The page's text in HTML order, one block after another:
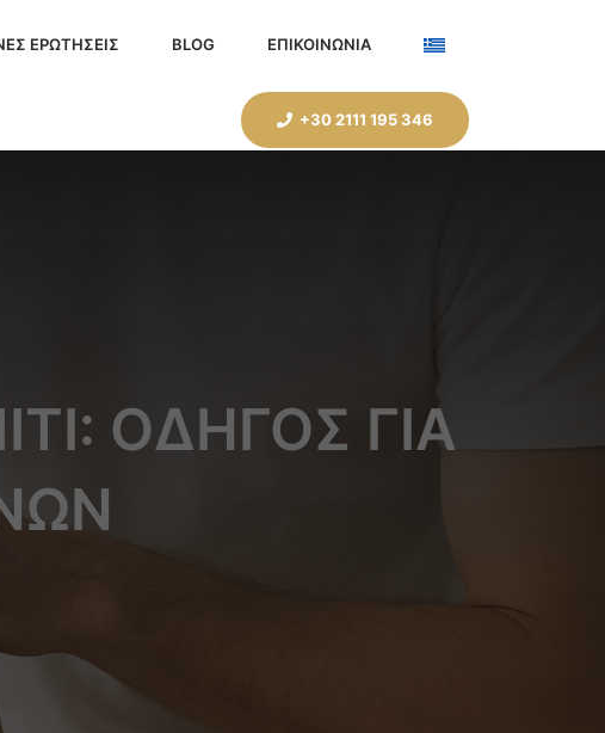
ΕΡΩΤΗΣΕΙΣ BLOG ΕΠΙΚΟΙΝΩΝΙΑ
+30 2111 195 346
ΟΔΗΓΌΣ ΓΙΑ